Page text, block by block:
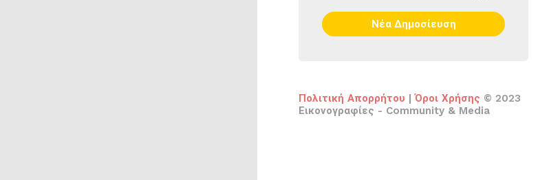
Νέα Δημοσίευση
Πολιτική Απορρήτου | Όροι Χρήσης © 2023
Εικονογραφίες - Community & Media